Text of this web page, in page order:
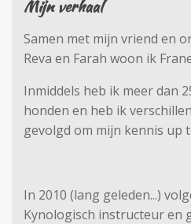
Mijn verhaal
Samen met mijn vriend en
Reva en Farah woon ik
Inmiddels heb ik meer dan
honden en heb ik
gevolgd om mijn kennis up
In 2010 (lang geleden...)
Kynologisch instructeur en